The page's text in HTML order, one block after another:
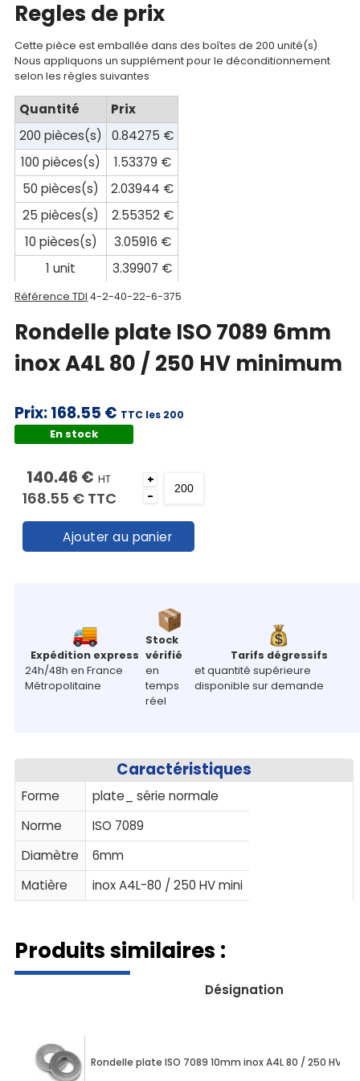
compte
Mon
panier
Contact
Regles de prix
Cette pièce est emballée dans des boîtes de 200 unité(s)
Nous appliquons un supplément pour le déconditionnement
selon les règles suivantes
Quantité
Prix
200 pièces(s)
0.84275 €
100 pièces(s)
1.53379 €
50 pièces(s)
2.03944 €
25 pièces(s)
2.55352 €
10 pièces(s)
3.05916 €
1 unit
3.39907 €
Référence TDI 4-2-40-22-6-375
Rondelle plate ISO 7089 6mm
inox A4L 80 / 250 HV minimum
Prix:168.55 € TTC les 200
En stock
140.46 € HT
168.55 € TTC
+
-
Ajouter au panier
Expédition express
24h/48h en France
Métropolitaine
Stock
vérifié
en
temps
réel
Tarifs dégressifs
et quantité supérieure
disponible sur demande
Caractéristiques
Forme
plate_ série normale
Norme
ISO 7089
Diamètre
6mm
Matière
inox A4L-80 / 250 HV mini
Produits similaires :
Désignation
Rondelle plate ISO 7089 10mm inox A4L 80 / 250 HV